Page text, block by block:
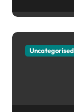
Uncategorised